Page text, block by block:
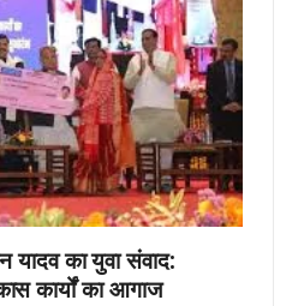
यादव का युवा संवाद:
कार्यों का आगाज